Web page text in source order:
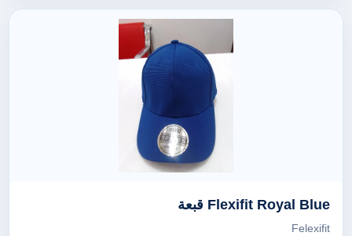
Flexifit Royal Blue قبعة
Felexifit